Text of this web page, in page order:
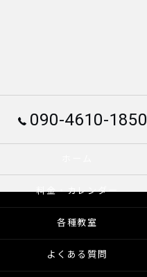
090-4610-1850
料金・カレンダー
各種教室
よくある質問